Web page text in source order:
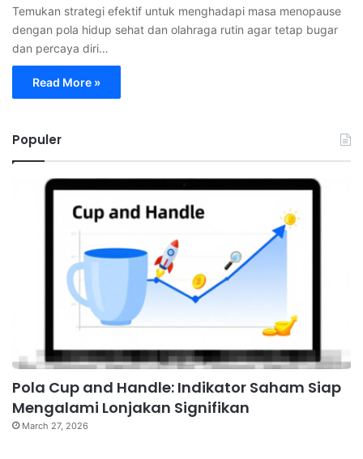
Temukan strategi efektif untuk menghadapi masa menopause
dengan pola hidup sehat dan olahraga rutin agar tetap bugar
dan percaya diri…
Read More »
Populer
Pola Cup and Handle: Indikator Saham Siap
Mengalami Lonjakan Signifikan
March 27, 2026